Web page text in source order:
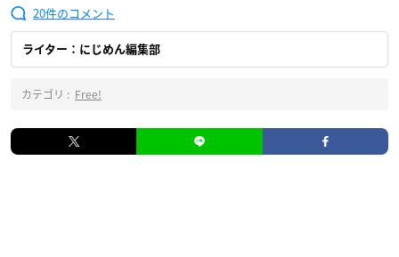
20
ライター：にじめん編集部
カテゴリ : Free!